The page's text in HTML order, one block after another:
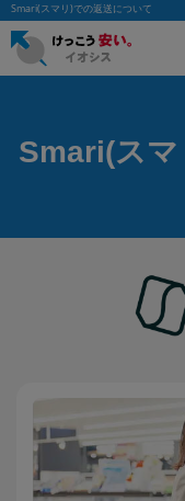
Smari(スマリ)での返送について
Smari(スマ
かんたんパ
Let's note
「スマートフォン」「タブレット」
シリーズ
商品シリーズ名・ブランド名の絞り
「iPhone」「Xperia」「Galaxy」な